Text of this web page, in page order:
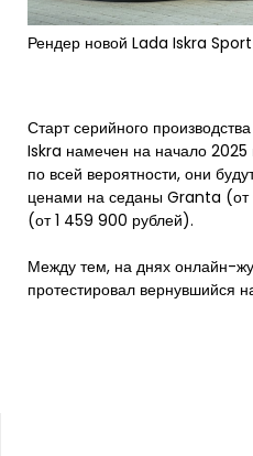
Рендер новой Lada Iskra Sport
Старт серийного
Iskra намечен на начало
по всей вероятности, они
ценами на седаны Granta
(от 1 459 900 рублей).
Между тем, на днях онлайн-
протестировал вернувшийся